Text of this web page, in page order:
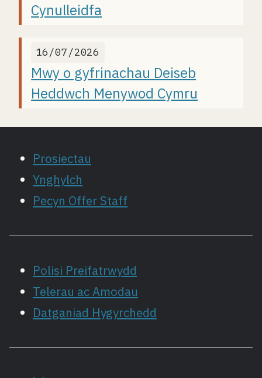
Cynulleidfa
16/07/2026
Mwy o gyfrinachau Deiseb
Heddwch Menywod Cymru
Prosiectau
Ynghylch
Pecyn Offer Staff
Polisi Preifatrwydd
Telerau ac Amodau
Datganiad Hygyrchedd